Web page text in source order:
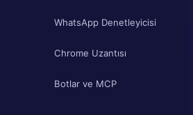
WhatsApp Denetleyicisi
Chrome Uzantısı
Botlar ve MCP